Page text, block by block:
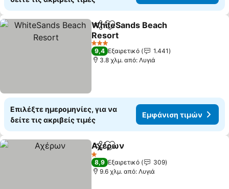
Κοινοποίηση
Προσθήκη στα αγαπημένα
WhiteSands Beach
Resort
3 Αστέρια
9,4 Εξαιρετικό
1.441
3.8 χλμ. από: Λυγιά
Επιλέξτε ημερομηνίες, για να
δείτε τις ακριβείς τιμές
Εμφάνιση τιμών
Κοινοποίηση
Προσθήκη στα αγαπημένα
Αχέρων
1 Αστέρια
8,9 Εξαιρετικό
309
9.6 χλμ. από: Λυγιά